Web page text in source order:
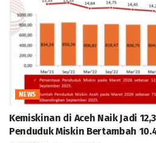
NEWS
Kemiskinan di Aceh Naik Jadi
Penduduk Miskin Bertambah